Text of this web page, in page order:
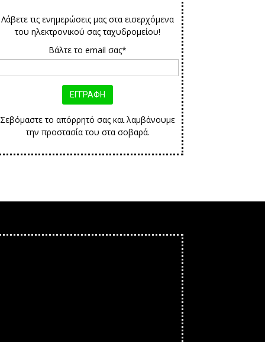
Λάβετε τις ενημερώσεις μας στα εισερχόμενα
του ηλεκτρονικού σας ταχυδρομείου!
Βάλτε το email σας*
Σεβόμαστε το απόρρητό σας και λαμβάνουμε
την προστασία του στα σοβαρά.